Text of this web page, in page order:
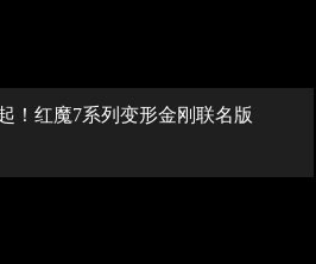
！红魔7系列变形金刚联名版